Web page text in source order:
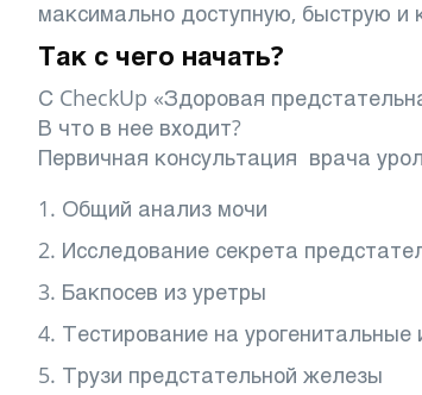
максимально доступную, быструю и
Так с чего начать?
С CheckUp «Здоровая
В что в нее входит?
Первичная консультация врача
Общий анализ мочи
Исследование секрета
Бакпосев из уретры
Тестирование на
Трузи предстательной железы